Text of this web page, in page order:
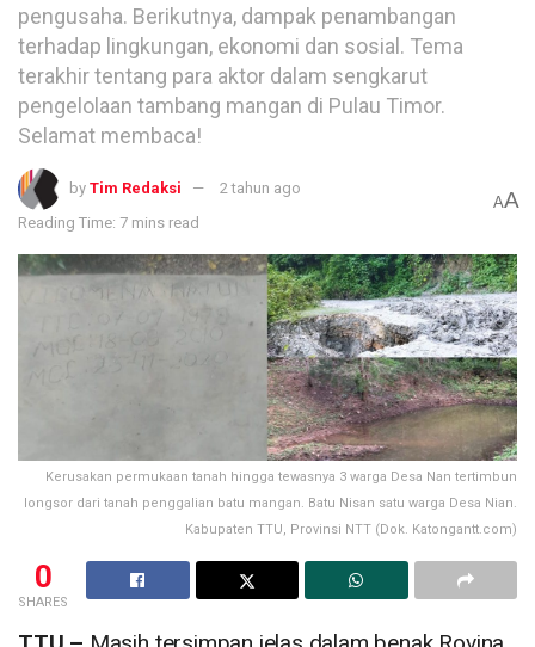
pengusaha. Berikutnya, dampak penambangan
terhadap lingkungan, ekonomi dan sosial. Tema
terakhir tentang para aktor dalam sengkarut
pengelolaan tambang mangan di Pulau Timor.
Selamat membaca!
by Tim Redaksi
2 tahun ago
Reading Time: 7 mins read
AA
Kerusakan permukaan tanah hingga tewasnya 3 warga Desa Nan tertimbun
longsor dari tanah penggalian batu mangan. Batu Nisan satu warga Desa Nian.
Kabupaten TTU, Provinsi NTT (Dok. Katongantt.com)
0
SHARES